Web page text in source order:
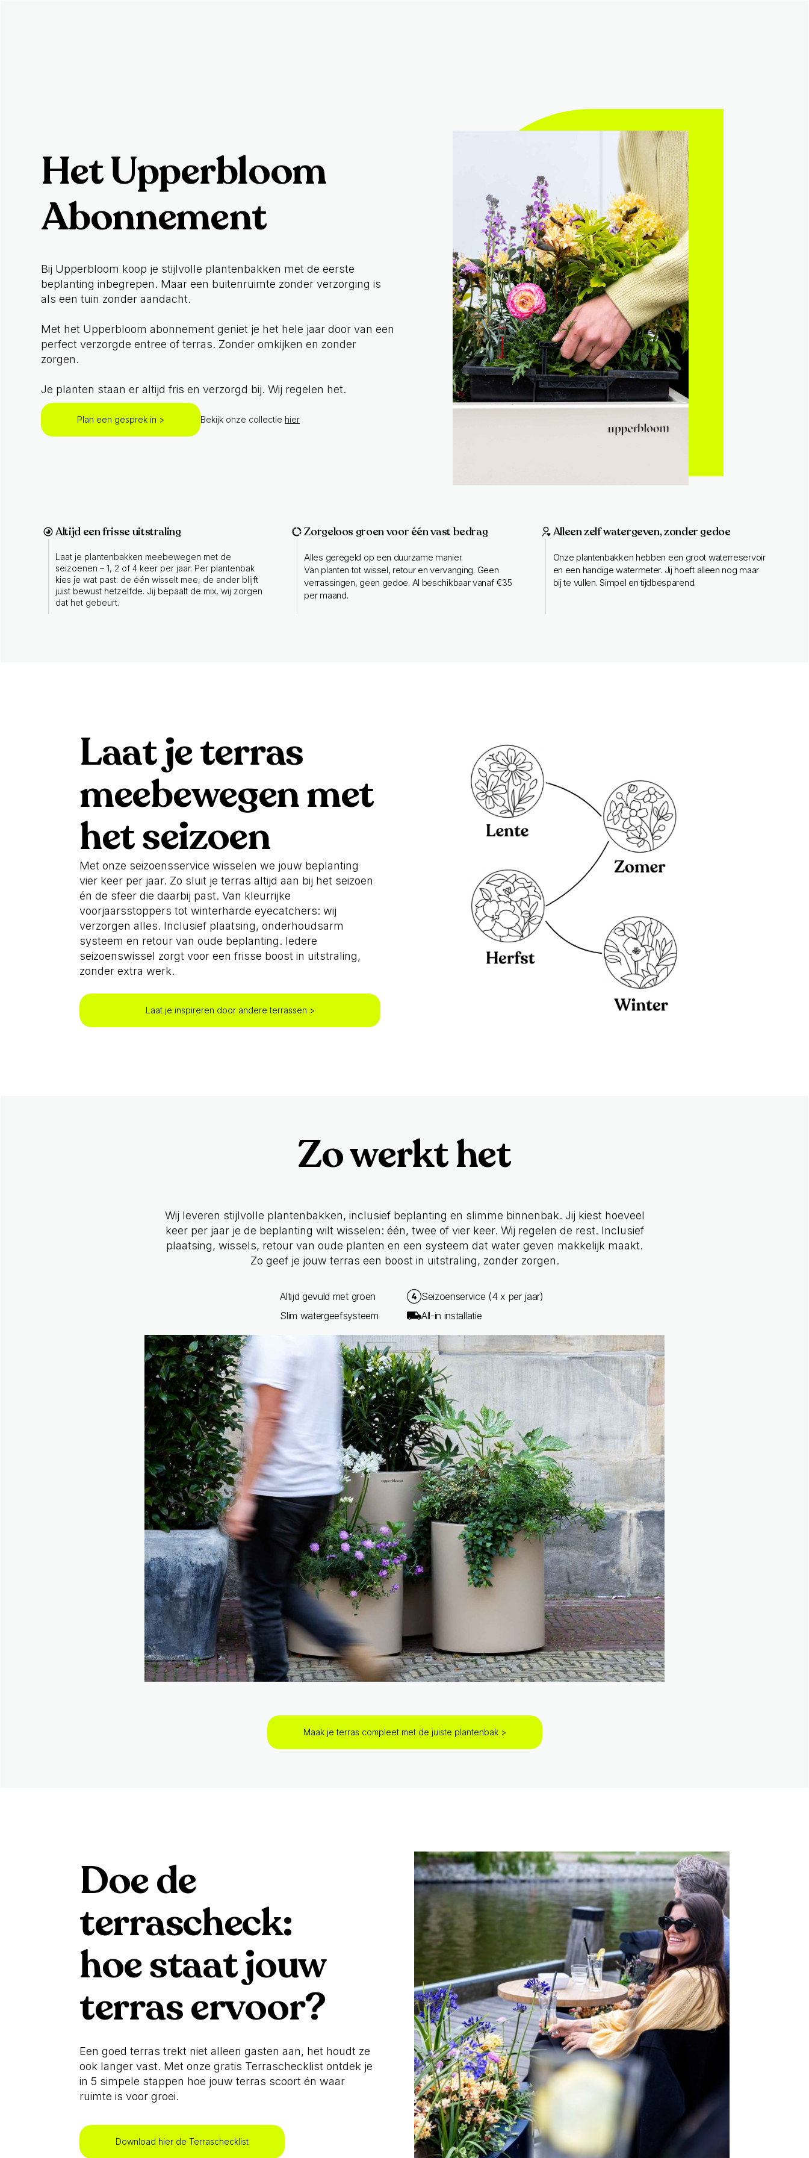
Het Upperbloom
Abonnement
Bij Upperbloom koop je stijlvolle plantenbakken met de eerste
beplanting inbegrepen. Maar een buitenruimte zonder verzorging is
als een tuin zonder aandacht.
Met het Upperbloom abonnement geniet je het hele jaar door van een
perfect verzorgde entree of terras. Zonder omkijken en zonder
zorgen.
Je planten staan er altijd fris en verzorgd bij. Wij regelen het.
Plan een gesprek in > Bekijk onze collectie hier
Altijd een frisse uitstraling
Laat je plantenbakken meebewegen met de
seizoenen – 1, 2 of 4 keer per jaar. Per plantenbak
kies je wat past: de één wisselt mee, de ander blijft
juist bewust hetzelfde. Jij bepaalt de mix, wij zorgen
dat het gebeurt.
Zorgeloos groen voor één vast bedrag
Alles geregeld op een duurzame manier.
Van planten tot wissel, retour en vervanging. Geen
verrassingen, geen gedoe. Al beschikbaar vanaf €35
per maand.
Alleen zelf watergeven, zonder gedoe
Onze plantenbakken hebben een groot waterreservoir
en een handige watermeter. Jij hoeft alleen nog maar
bij te vullen. Simpel en tijdbesparend.
Laat je terras
meebewegen met
het seizoen
Met onze seizoensservice wisselen we jouw beplanting
vier keer per jaar. Zo sluit je terras altijd aan bij het seizoen
én de sfeer die daarbij past. Van kleurrijke
voorjaarsstoppers tot winterharde eyecatchers: wij
verzorgen alles. Inclusief plaatsing, onderhoudsarm
systeem en retour van oude beplanting. Iedere
seizoenswissel zorgt voor een frisse boost in uitstraling,
zonder extra werk.
Laat je inspireren door andere terrassen >
Zo werkt het
Wij leveren stijlvolle plantenbakken, inclusief beplanting en slimme binnenbak. Jij kiest hoeveel
keer per jaar je de beplanting wilt wisselen: één, twee of vier keer. Wij regelen de rest. Inclusief
plaatsing, wissels, retour van oude planten en een systeem dat water geven makkelijk maakt.
Zo geef je jouw terras een boost in uitstraling, zonder zorgen.
Altijd gevuld met groen
Seizoenservice (4 x per jaar)
Slim watergeefsysteem
All-in installatie
Maak je terras compleet met de juiste plantenbak >
Doe de
terrascheck:
hoe staat jouw
terras ervoor?
Een goed terras trekt niet alleen gasten aan, het houdt ze
ook langer vast. Met onze gratis Terraschecklist ontdek je
in 5 simpele stappen hoe jouw terras scoort én waar
ruimte is voor groei.
Download hier de Terraschecklist